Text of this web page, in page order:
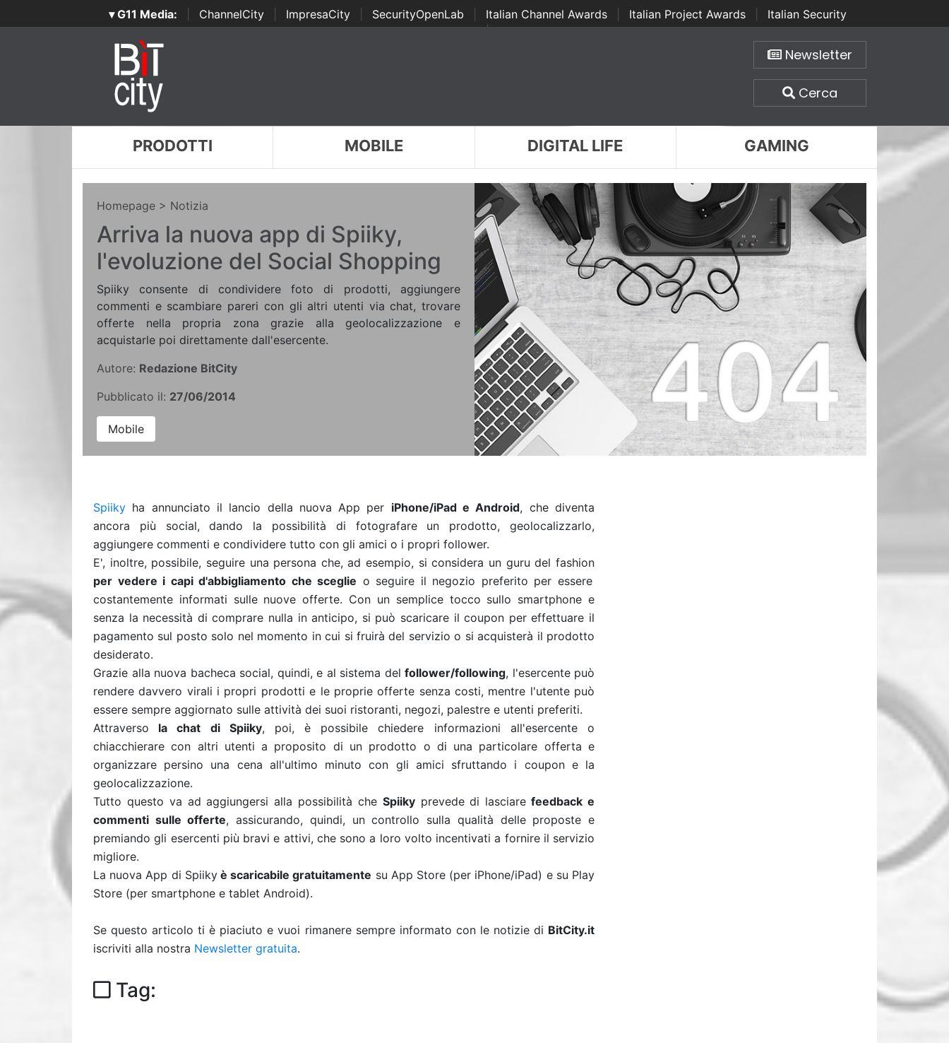
▾ G11 Media: ChannelCity ImpresaCity SecurityOpenLab Italian Channel Awards Italian Project Awards
Italian Security
Awards | ...
Newsletter
Cerca
PRODOTTI MOBILE DIGITAL LIFE GAMING
Homepage > Notizia
Arriva la nuova app di Spiiky,
l'evoluzione del Social Shopping
Spiiky consente di condividere foto di prodotti, aggiungere
commenti e scambiare pareri con gli altri utenti via chat, trovare
offerte nella propria zona grazie alla geolocalizzazione e
acquistarle poi direttamente dall'esercente.
Autore: Redazione BitCity
Pubblicato il: 27/06/2014
Mobile
Spiiky ha annunciato il lancio della nuova App per iPhone/iPad e Android, che diventa
ancora più social, dando la possibilità di fotografare un prodotto, geolocalizzarlo,
aggiungere commenti e condividere tutto con gli amici o i propri follower.
E', inoltre, possibile, seguire una persona che, ad esempio, si considera un guru del fashion
per vedere i capi d'abbigliamento che sceglie o seguire il negozio preferito per essere
costantemente informati sulle nuove offerte. Con un semplice tocco sullo smartphone e
senza la necessità di comprare nulla in anticipo, si può scaricare il coupon per effettuare il
pagamento sul posto solo nel momento in cui si fruirà del servizio o si acquisterà il prodotto
desiderato.
Grazie alla nuova bacheca social, quindi, e al sistema del follower/following, l'esercente può
rendere davvero virali i propri prodotti e le proprie offerte senza costi, mentre l'utente può
essere sempre aggiornato sulle attività dei suoi ristoranti, negozi, palestre e utenti preferiti.
Attraverso la chat di Spiiky, poi, è possibile chiedere informazioni all'esercente o
chiacchierare con altri utenti a proposito di un prodotto o di una particolare offerta e
organizzare persino una cena all'ultimo minuto con gli amici sfruttando i coupon e la
geolocalizzazione.
Tutto questo va ad aggiungersi alla possibilità che Spiikyprevede di lasciare feedback e
commenti sulle offerte, assicurando, quindi, un controllo sulla qualità delle proposte e
premiando gli esercenti più bravi e attivi, che sono a loro volto incentivati a fornire il servizio
migliore.
La nuova App di Spiikyè scaricabile gratuitamente su App Store (per iPhone/iPad) e su Play
Store (per smartphone e tablet Android).
Se questo articolo ti è piaciuto e vuoi rimanere sempre informato con le notizie di BitCity.it
iscriviti alla nostra Newsletter gratuita.
Tag: